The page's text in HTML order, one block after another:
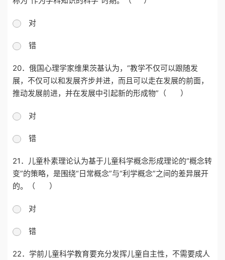
对
错
20．俄国心理学家维果茨基认为， “教学不仅可以跟随发
展，不仅可以和发展齐步并进，而且可以走在发展的前面，
推动发展前进，并在发展中引起新的形成物”（ ）
对
错
21． 儿童朴素理论认为基于儿童科学概念形成理论的“概念转
变”的策略，是围绕“日常概念”与“利学概念”之间的差异展开
的。（ ）
对
错
22． 学前儿童科学教育要充分发挥儿童自主性，不需要成人